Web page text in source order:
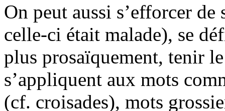
On peut aussi s’efforcer
celle-ci était malade), se
plus prosaïquement, tenir
s’appliquent aux mots
(cf. croisades), mots